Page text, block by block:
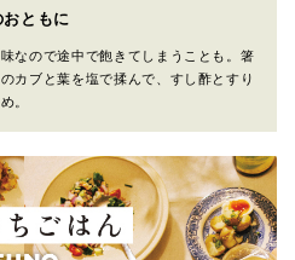
ともに
なので途中で飽きてしまうことも。箸
カブと葉を塩で揉んで、すし酢とすり
。